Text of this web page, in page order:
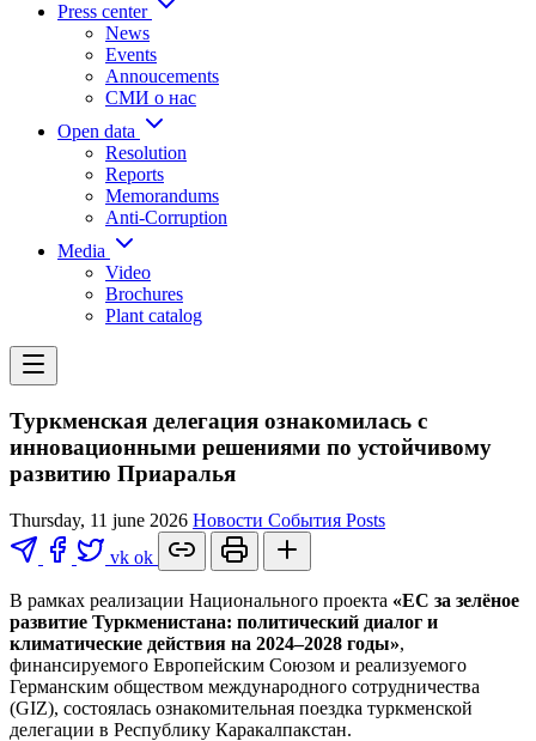
Press center
News
Events
Annoucements
СМИ о нас
Open data
Resolution
Reports
Memorandums
Anti-Corruption
Media
Video
Brochures
Plant catalog
Туркменская делегация ознакомилась с
инновационными решениями по устойчивому
развитию Приаралья
Thursday, 11 june 2026 Новости События Posts
vk ok
В рамках реализации Национального проекта «ЕС за зелёное
развитие Туркменистана: политический диалог и
климатические действия на 2024–2028 годы»,
финансируемого Европейским Союзом и реализуемого
Германским обществом международного сотрудничества
(GIZ), состоялась ознакомительная поездка туркменской
делегации в Республику Каракалпакстан.